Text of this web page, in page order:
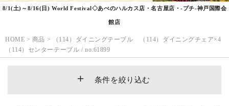
8/1(土)～8/16(日) World Festival◇あべのハルカス店・名古屋店・-プチ-神戸国際会
館店
HOME > 商品 >
（114）ダイニングテーブル （114）ダイニングチェア×4
（114）センターテーブル / no.61899
条件を絞り込む